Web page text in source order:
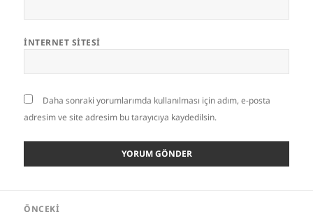
İNTERNET SITESI
Daha sonraki yorumlarımda kullanılması için adım, e-posta
adresim ve site adresim bu tarayıcıya kaydedilsin.
ÖNCEKI